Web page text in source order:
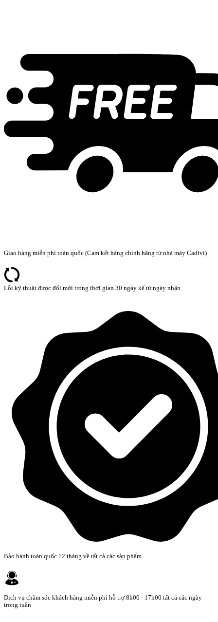
Giao hàng miễn phí toàn quốc (Cam kết hàng chính hãng từ nhà máy Cadivi)
Lỗi kỹ thuật được đổi mới trong thời gian 30 ngày kể từ ngày nhận
Bảo hành toàn quốc 12 tháng về tất cả các sản phẩm
Dịch vụ chăm sóc khách hàng miễn phí hỗ trợ 8h00 - 17h00 tất cả các ngày
trong tuần